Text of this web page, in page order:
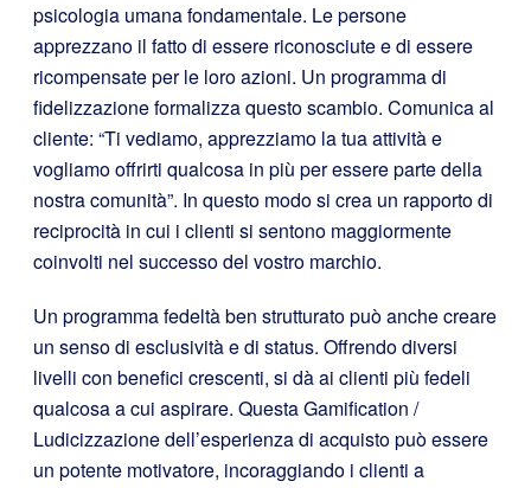
psicologia umana fondamentale. Le persone
apprezzano il fatto di essere riconosciute e di essere
ricompensate per le loro azioni. Un programma di
fidelizzazione formalizza questo scambio. Comunica al
cliente: “Ti vediamo, apprezziamo la tua attività e
vogliamo offrirti qualcosa in più per essere parte della
nostra comunità”. In questo modo si crea un rapporto di
reciprocità in cui i clienti si sentono maggiormente
coinvolti nel successo del vostro marchio.
Un programma fedeltà ben strutturato può anche creare
un senso di esclusività e di status. Offrendo diversi
livelli con benefici crescenti, si dà ai clienti più fedeli
qualcosa a cui aspirare. Questa Gamification /
Ludicizzazione dell’esperienza di acquisto può essere
un potente motivatore, incoraggiando i clienti a